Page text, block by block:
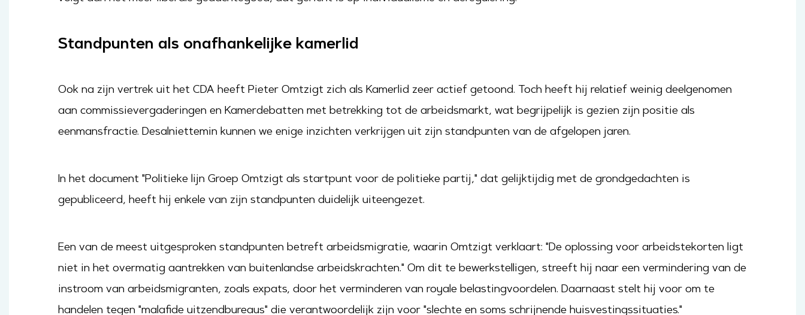
Standpunten als onafhankelijke kamerlid
Ook na zijn vertrek uit het CDA heeft Pieter Omtzigt zich als Kamerlid zeer actief getoond. Toch heeft hij relatief weinig deelgenomen
aan commissievergaderingen en Kamerdebatten met betrekking tot de arbeidsmarkt, wat begrijpelijk is gezien zijn positie als
eenmansfractie. Desalniettemin kunnen we enige inzichten verkrijgen uit zijn standpunten van de afgelopen jaren.
In het document "Politieke lijn Groep Omtzigt als startpunt voor de politieke partij," dat gelijktijdig met de grondgedachten is
gepubliceerd, heeft hij enkele van zijn standpunten duidelijk uiteengezet.
Een van de meest uitgesproken standpunten betreft arbeidsmigratie, waarin Omtzigt verklaart: "De oplossing voor arbeidstekorten ligt
niet in het overmatig aantrekken van buitenlandse arbeidskrachten." Om dit te bewerkstelligen, streeft hij naar een vermindering van de
instroom van arbeidsmigranten, zoals expats, door het verminderen van royale belastingvoordelen. Daarnaast stelt hij voor om te
handelen tegen "malafide uitzendbureaus" die verantwoordelijk zijn voor "slechte en soms schrijnende huisvestingssituaties."